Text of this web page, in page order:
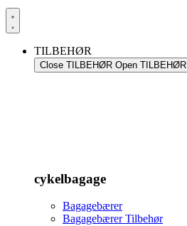
TILBEHØR
Close TILBEHØR Open TILBEHØR
cykelbagage
Bagagebærer
Bagagebærer Tilbehør